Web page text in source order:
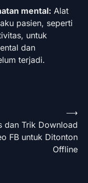
mental: Alat
pasien, seperti
untuk
dan
terjadi.
dan Trik Download
FB untuk Ditonton
Offline
⟶